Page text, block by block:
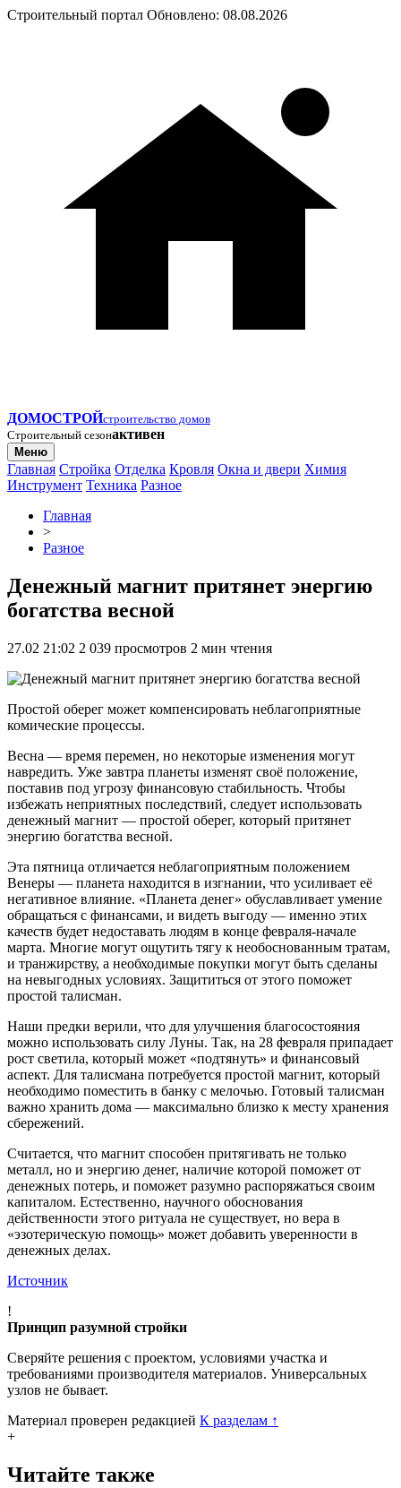
Строительный портал Обновлено: 08.08.2026
ДОМОСТРОЙстроительство домов
Строительный сезонактивен
Меню
Главная Стройка Отделка Кровля Окна и двери Химия
Инструмент Техника Разное
Главная
>
Разное
Денежный магнит притянет энергию
богатства весной
27.02 21:02 2 039 просмотров 2 мин чтения
Простой оберег может компенсировать неблагоприятные
комические процессы.
Весна — время перемен, но некоторые изменения могут
навредить. Уже завтра планеты изменят своё положение,
поставив под угрозу финансовую стабильность. Чтобы
избежать неприятных последствий, следует использовать
денежный магнит — простой оберег, который притянет
энергию богатства весной.
Эта пятница отличается неблагоприятным положением
Венеры — планета находится в изгнании, что усиливает её
негативное влияние. «Планета денег» обуславливает умение
обращаться с финансами, и видеть выгоду — именно этих
качеств будет недоставать людям в конце февраля-начале
марта. Многие могут ощутить тягу к необоснованным тратам,
и транжирству, а необходимые покупки могут быть сделаны
на невыгодных условиях. Защититься от этого поможет
простой талисман.
Наши предки верили, что для улучшения благосостояния
можно использовать силу Луны. Так, на 28 февраля припадает
рост светила, который может «подтянуть» и финансовый
аспект. Для талисмана потребуется простой магнит, который
необходимо поместить в банку с мелочью. Готовый талисман
важно хранить дома — максимально близко к месту хранения
сбережений.
Считается, что магнит способен притягивать не только
металл, но и энергию денег, наличие которой поможет от
денежных потерь, и поможет разумно распоряжаться своим
капиталом. Естественно, научного обоснования
действенности этого ритуала не существует, но вера в
«эзотерическую помощь» может добавить уверенности в
денежных делах.
Источник
!
Принцип разумной стройки
Сверяйте решения с проектом, условиями участка и
требованиями производителя материалов. Универсальных
узлов не бывает.
Материал проверен редакцией К разделам ↑
+
Читайте также